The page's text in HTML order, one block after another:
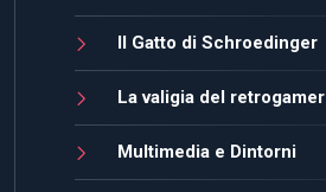
Il Gatto di Schroedinger
La valigia del retrogamer
Multimedia e Dintorni